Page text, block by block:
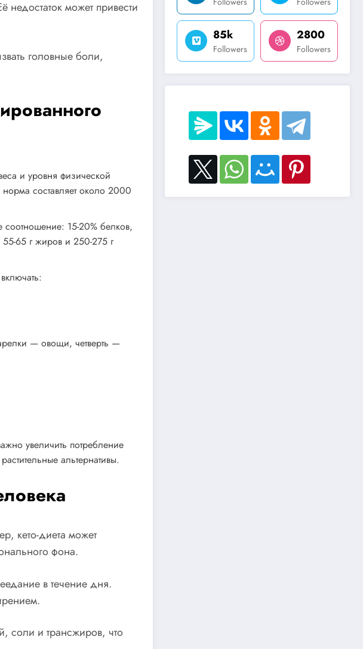
недостаток может привести
головные боли,
и уровня физической
составляет около 2000
15-20% белков,
65 г жиров и 250-275 г
— овощи, четверть —
увеличить потребление
альтернативы.
кето-диета может
фона.
в течение дня.
соли и трансжиров, что
85k
Followers
2800
Followers